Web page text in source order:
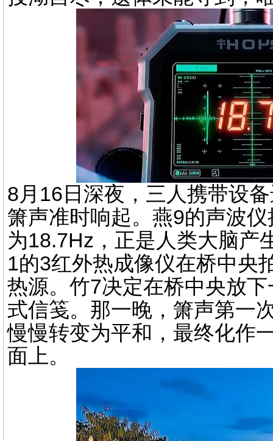
8月16日深夜，三人携带设
箫声准时响起。燕9的声波
为18.7Hz，正是人类大脑产
1的3红外热成像仪在桥中央
热源。竹7决定在桥中央放下
式信笺。那一晚，箫声第一
慢慢转变为平和，最终化作
面上。